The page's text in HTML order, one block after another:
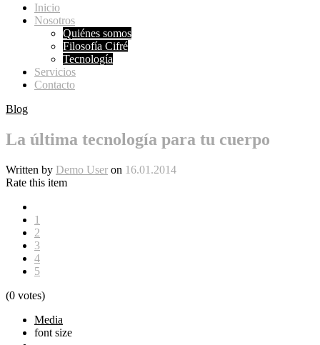
Inicio
Nosotros
Quiénes somos
Filosofía Cifré
Tecnología
Servicios
Contacto
Blog
La última tecnología para tu cuerpo
Written by Demo User on 16.01.2014
Rate this item
1
2
3
4
5
(0 votes)
Media
font size